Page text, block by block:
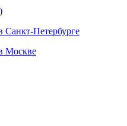
Санкт-Петербурге
Москве